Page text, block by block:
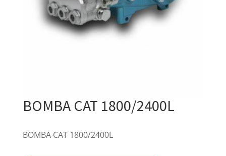
BOMBA CAT 1800/2400L
BOMBA CAT 1800/2400L